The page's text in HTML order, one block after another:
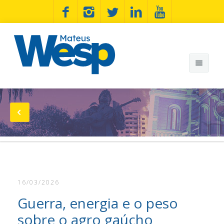
Mateus Wesp
Notícias
Artigos
Fotos
16/03/2026
Guerra, energia e o peso
sobre o agro gaúcho